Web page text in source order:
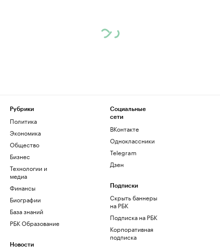
Рубрики
Политика
Экономика
Общество
Бизнес
Технологии и
медиа
Финансы
Биографии
База знаний
РБК Образование
Новости
Социальные
сети
ВКонтакте
Одноклассники
Telegram
Дзен
Подписки
Скрыть баннеры
на РБК
Подписка на РБК
Корпоративная
подписка